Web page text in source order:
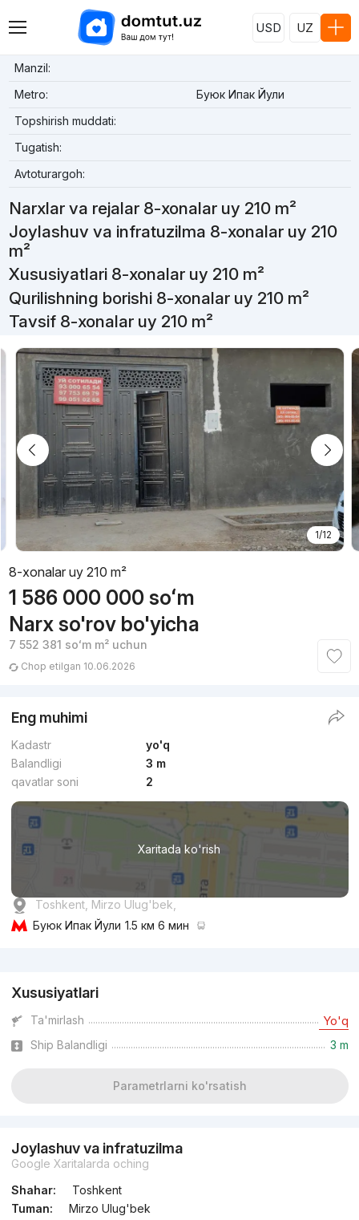
USD UZ
Manzil:
Metro:
Буюк Ипак Йули
Topshirish muddati:
Tugatish:
Avtoturargoh:
Narxlar va rejalar 8-xonalar uy 210 m²
Joylashuv va infratuzilma 8-xonalar uy 210
m²
Xususiyatlari 8-xonalar uy 210 m²
Qurilishning borishi 8-xonalar uy 210 m²
Tavsif 8-xonalar uy 210 m²
1/12
8-xonalar uy 210 m²
1 586 000 000 soʻm
Narx so'rov bo'yicha
7 552 381 soʻmm² uchun
Chop etilgan 10.06.2026
Eng muhimi
Kadastr
yo'q
Balandligi
3 m
qavatlar soni
2
Xaritada ko'rish
Toshkent, Mirzo Ulug'bek,
Буюк Ипак Йули 1.5 км 6 мин
Xususiyatlari
Ta'mirlash Yo'q
Ship Balandligi 3 m
Parametrlarni ko'rsatish
Joylashuv va infratuzilma
Google Xaritalarda oching
Shahar:
Toshkent
Tuman:
Mirzo Ulug'bek